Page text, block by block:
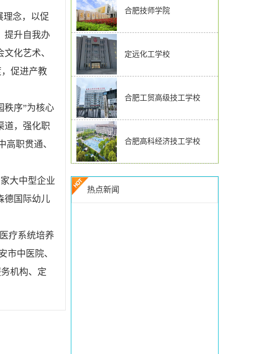
理念，以促
提升自我办
化艺术、
促进产教
秩序”为核心
道，强化职
职贯通、
大中型企业
德国际幼儿
疗系统培养
市中医院、
机构、定
合肥技师学院
定远化工学校
合肥工贸高级技工学校
合肥高科经济技工学校
热点新闻